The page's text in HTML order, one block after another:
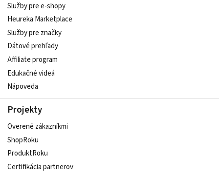
Služby pre e‑shopy
Heureka Marketplace
Služby pre značky
Dátové prehľady
Affiliate program
Edukačné videá
Nápoveda
Projekty
Overené zákazníkmi
ShopRoku
ProduktRoku
Certifikácia partnerov